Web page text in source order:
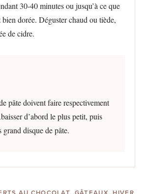
30-40 minutes ou jusqu’à ce que
dorée. Déguster chaud ou tiède,
de cidre.
pâte doivent faire respectivement
d’abord le plus petit, puis
disque de pâte.